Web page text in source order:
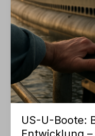
US-U-Boote: